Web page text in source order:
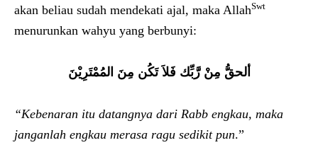
akan beliau sudah mendekati ajal, maka AllahSwt
menurunkan wahyu yang berbunyi:
ألحقُّ مِنْ رَّبِّك فَلاَ تَكُن مِنَ المُمْتَرِيْنَ
“Kebenaran itu datangnya dari Rabb engkau, maka
janganlah engkau merasa ragu sedikit pun.”